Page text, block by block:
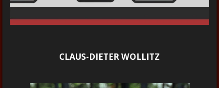
CLAUS-DIETER WOLLITZ